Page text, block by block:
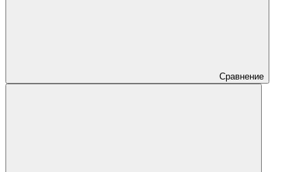
Сравнение